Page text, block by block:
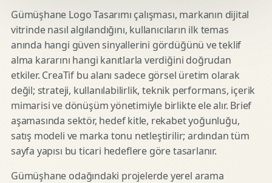
Gümüşhane Logo Tasarımı çalışması, markanın dijital
vitrinde nasıl algılandığını, kullanıcıların ilk temas
anında hangi güven sinyallerini gördüğünü ve teklif
alma kararını hangi kanıtlarla verdiğini doğrudan
etkiler. CreaTif bu alanı sadece görsel üretim olarak
değil; strateji, kullanılabilirlik, teknik performans, içerik
mimarisi ve dönüşüm yönetimiyle birlikte ele alır. Brief
aşamasında sektör, hedef kitle, rekabet yoğunluğu,
satış modeli ve marka tonu netleştirilir; ardından tüm
sayfa yapısı bu ticari hedeflere göre tasarlanır.
Gümüşhane odağındaki projelerde yerel arama